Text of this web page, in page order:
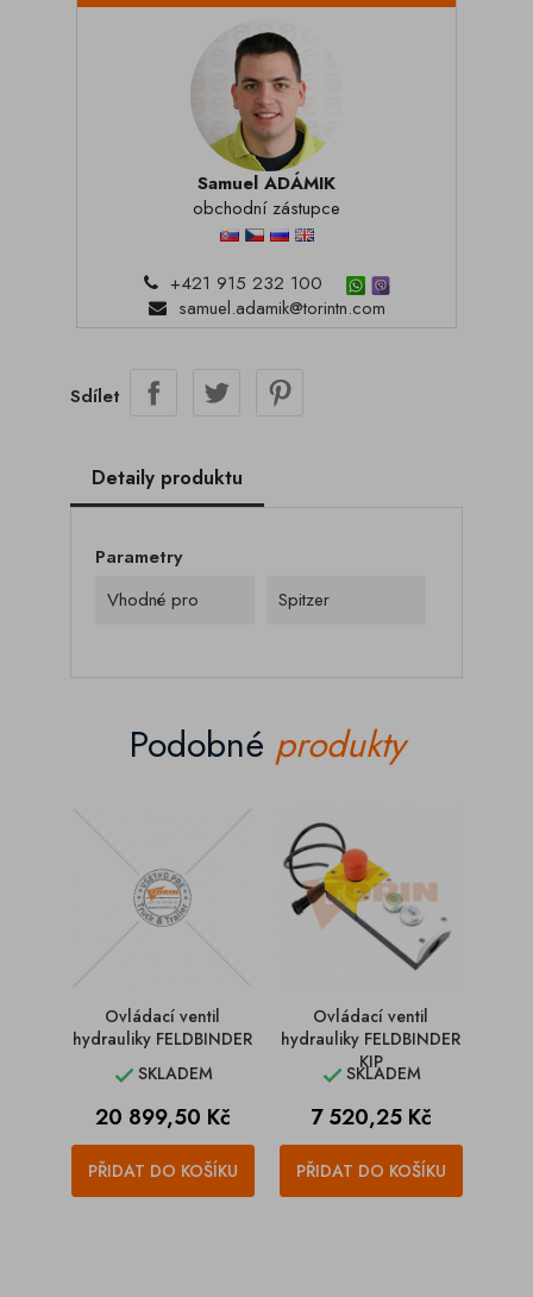
Samuel ADÁMIK
obchodní zástupce
+421 915 232 100
samuel.adamik@torintn.com
Sdílet
Detaily produktu
Parametry
Vhodné pro
Spitzer
Podobné produkty
Ovládací ventil
hydrauliky FELDBINDER
SKLADEM
Cena
20 899,50 Kč
PŘIDAT DO KOŠÍKU
Ovládací ventil
hydrauliky FELDBINDER
KIP
SKLADEM
Cena
7 520,25 Kč
PŘIDAT DO KOŠÍKU